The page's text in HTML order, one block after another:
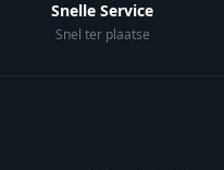
Snelle Service
Snel ter plaatse